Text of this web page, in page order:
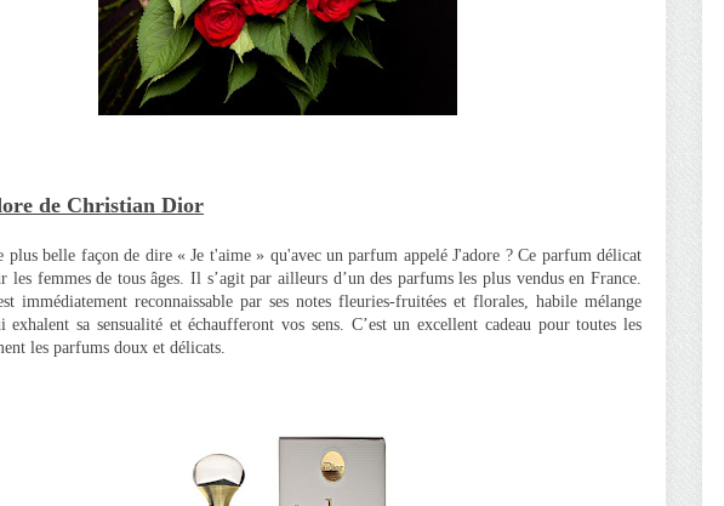
de Christian Dior
plus belle façon de dire « Je t'aime » qu'avec un parfum appelé J'adore ? Ce parfum délicat
les femmes de tous âges. Il s’agit par ailleurs d’un des parfums les plus vendus en France.
immédiatement reconnaissable par ses notes fleuries-fruitées et florales, habile mélange
exhalent sa sensualité et échaufferont vos sens. C’est un excellent cadeau pour toutes les
les parfums doux et délicats.